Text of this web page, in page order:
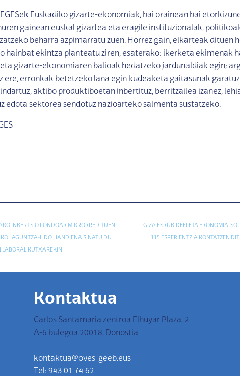
Euskadiko gizarte-ekonomiak, bai orainean bai
gainean euskal gizartea eta eragile instituzionalak,
beharra azpimarratu zuen. Horrez gain, elkarteak dituen
hainbat ekintza planteatu ziren, esaterako: ikerketa ekimenak
gizarte-ekonomiaren balioak hedatzeko jardunaldiak egin;
ere, erronkak betetzeko lana egin kudeaketa gaitasunak
aktibo produktiboetan inbertituz, berritzailea izanez,
edota sektorea sendotuz nazioarteko salmenta sustatzeko.
INBERTSIO FONDOAK MIKROKREDITUEN
LAGUNTZA-ILDO HANDIENA SINATU DU
LABORAL KUTXAREKIN
GIZA ESKUBIDEEI ETA EKONOMIA-
115 ESPERIENTZIA KONTATZEN
Kontaktua
Carlos Santamaria zentroa Elhuyar Plaza, 2
A-6 bulegoa 20018, Donostia
kontaktua@oves-geeb.eus
Tel: 943 01 74 62